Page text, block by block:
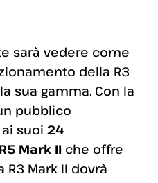
sarà vedere come
della R3
sua gamma. Con la
pubblico
suoi 24
Mark II che offre
R3 Mark II dovrà